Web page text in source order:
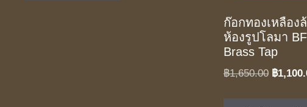
ก๊อกทองเหลือง
ห้องรูปโลมา
Brass Tap
฿1,650.00 Original
฿